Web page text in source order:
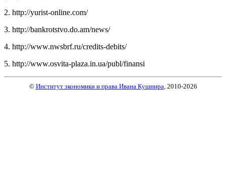
2. http://yurist-online.com/
3. http://bankrotstvo.do.am/news/
4. http://www.nwsbrf.ru/credits-debits/
5. http://www.osvita-plaza.in.ua/publ/finansi
© Институт экономики и права Ивана Кушнира , 2010-2026